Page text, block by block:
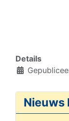
Details
Nieuws